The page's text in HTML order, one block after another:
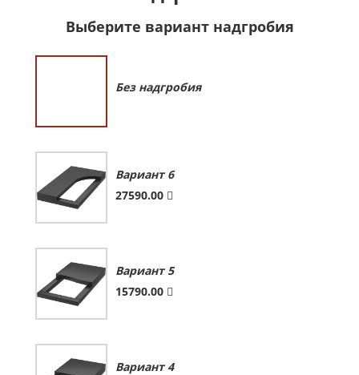
Выберите вариант надгробия
Без надгробия
Вариант 6
27590.00
Вариант 5
15790.00
Вариант 4